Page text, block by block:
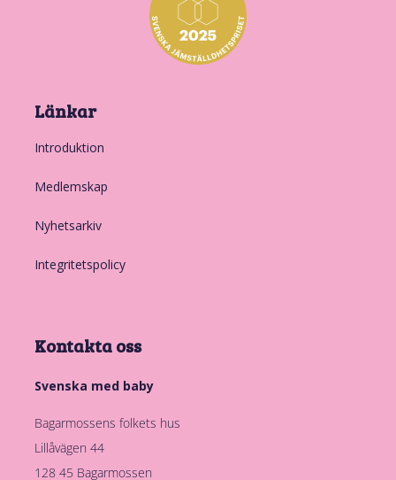
Länkar
Introduktion
Medlemskap
Nyhetsarkiv
Integritetspolicy
Kontakta oss
Svenska med baby
Bagarmossens folkets hus
Lillåvägen 44
128 45 Bagarmossen